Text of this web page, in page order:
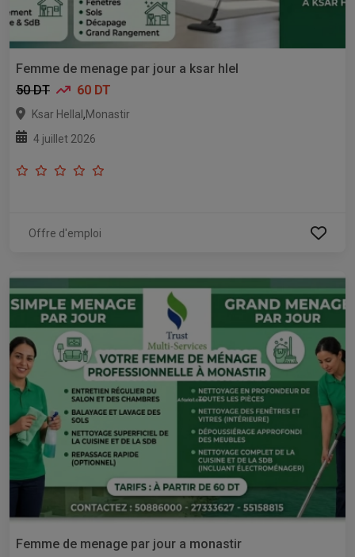
Femme de menage par jour a ksar hlel
50 DT
60 DT
Ksar Hellal ,Monastir
4 juillet 2026
Offre d'emploi
Femme de menage par jour a monastir